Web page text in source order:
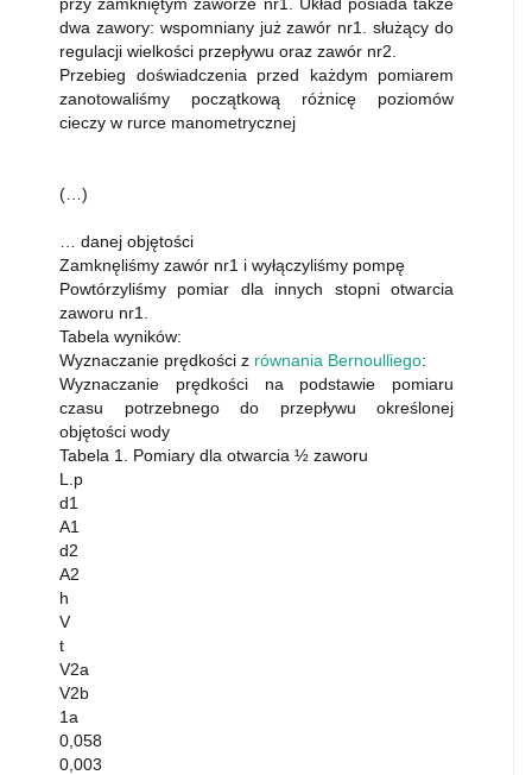
dwa zawory: wspomniany już zawór nr1. służący do
regulacji wielkości przepływu oraz zawór nr2.
Przebieg doświadczenia przed każdym pomiarem
zanotowaliśmy początkową różnicę poziomów
cieczy w rurce manometrycznej
(…)
… danej objętości
Zamknęliśmy zawór nr1 i wyłączyliśmy pompę
Powtórzyliśmy pomiar dla innych stopni otwarcia
zaworu nr1.
Tabela wyników:
Wyznaczanie prędkości z równania Bernoulliego:
Wyznaczanie prędkości na podstawie pomiaru
czasu potrzebnego do przepływu określonej
objętości wody
Tabela 1. Pomiary dla otwarcia ½ zaworu
L.p
d1
A1
d2
A2
h
V
t
V2a
V2b
1a
0,058
0,003